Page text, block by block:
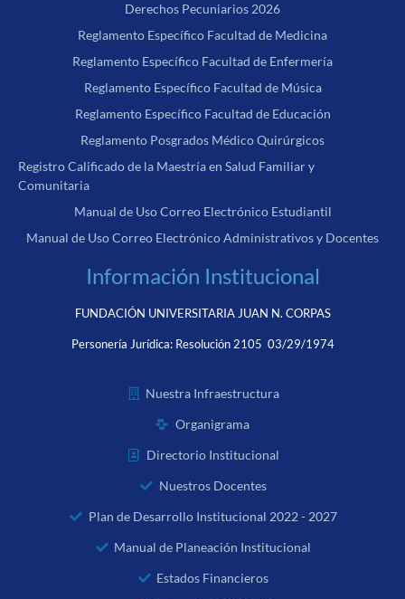
Derechos Pecuniarios 2026
Reglamento Específico Facultad de Medicina
Reglamento Específico Facultad de Enfermería
Reglamento Específico Facultad de Música
Reglamento Específico Facultad de Educación
Reglamento Posgrados Médico Quirúrgicos
Registro Calificado de la Maestría en Salud Familiar y
Comunitaria
Manual de Uso Correo Electrónico Estudiantil
Manual de Uso Correo Electrónico Administrativos y Docentes
Información Institucional
FUNDACIÓN UNIVERSITARIA JUAN N. CORPAS
Personería Jurídica: Resolución 2105 03/29/1974
Nuestra Infraestructura
Organigrama
Directorio Institucional
Nuestros Docentes
Plan de Desarrollo Institucional 2022 - 2027
Manual de Planeación Institucional
Estados Financieros